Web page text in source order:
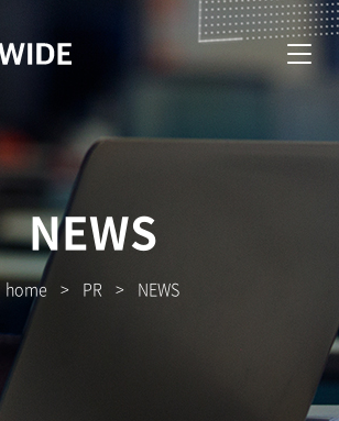
NEWS
home > PR > NEWS